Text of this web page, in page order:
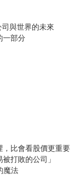
與世界的未來
一部分
，比會看股價更重要
打敗的公司」
魔法